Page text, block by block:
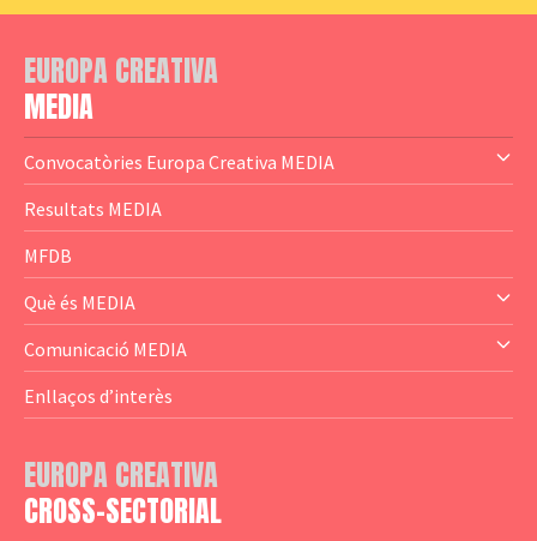
EUROPA CREATIVA
MEDIA
Convocatòries Europa Creativa MEDIA
— Content Cluster
— Business Cluster
— Audience Cluster
— Altres
Resultats MEDIA
MFDB
Què és MEDIA
— El subprograma MEDIA
— Agència Executiva
— Logotips
Comunicació MEDIA
— Estrenes a Catalunya
— Notícies
Enllaços d’interès
EUROPA CREATIVA
CROSS-SECTORIAL